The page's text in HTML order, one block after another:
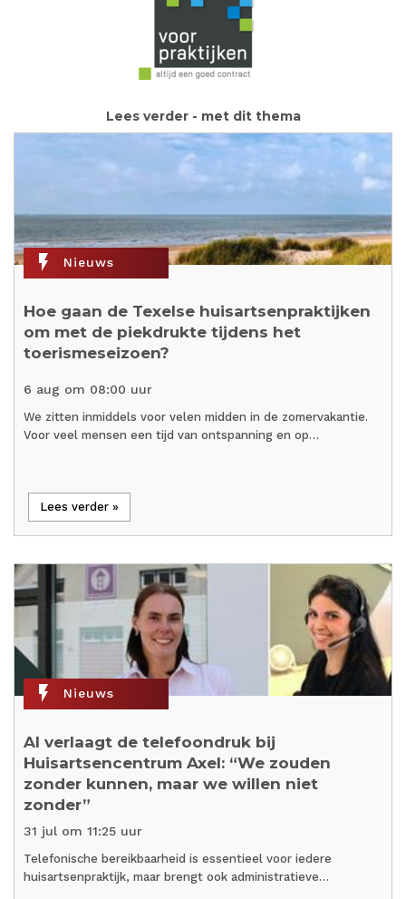
Lees verder - met dit thema
flash_on Nieuws
Hoe gaan de Texelse huisartsenpraktijken
om met de piekdrukte tijdens het
toerismeseizoen?
6 aug om 08:00 uur
We zitten inmiddels voor velen midden in de zomervakantie.
Voor veel mensen een tijd van ontspanning en op…
Lees verder »
flash_on Nieuws
AI verlaagt de telefoondruk bij
Huisartsencentrum Axel: “We zouden
zonder kunnen, maar we willen niet
zonder”
31 jul om 11:25 uur
Telefonische bereikbaarheid is essentieel voor iedere
huisartsenpraktijk, maar brengt ook administratieve…